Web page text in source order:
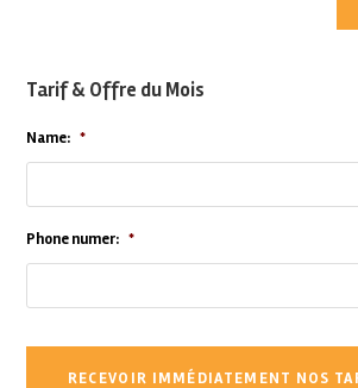
Tarif & Offre du Mois
Name: *
Phone numer: *